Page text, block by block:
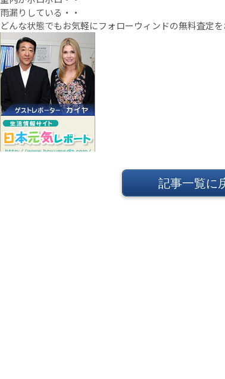
雨漏りしている・・
どんな状態でもお気軽にフォローウィンドの無料査定を
記事一覧に